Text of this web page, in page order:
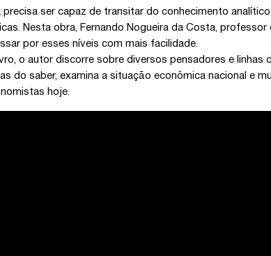
precisa ser capaz de transitar do conhecimento
Nesta obra, Fernando Nogueira da Costa,
por esses níveis com mais facilidade.
o autor discorre sobre diversos pensadores e linhas
do saber, examina a situação econômica nacional e
hoje.